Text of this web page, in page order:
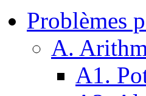
Problèmes
A.
A1.